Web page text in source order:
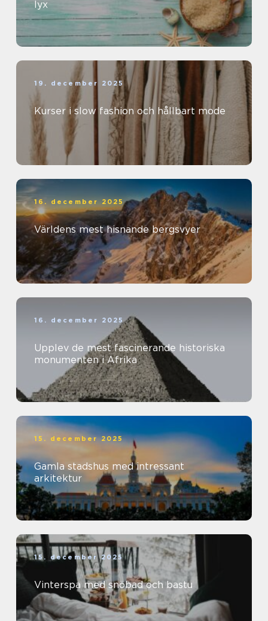
lyx
19. december 2025
Kurser i slow fashion och hållbart mode
16. december 2025
Världens mest hisnande bergsvyer
16. december 2025
Upplev de mest fascinerande historiska
monumenten i Afrika
15. december 2025
Gamla stadshus med intressant
arkitektur
15. december 2025
Vinterspa med snöbad och bastu